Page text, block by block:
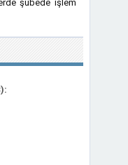
şubede işlem